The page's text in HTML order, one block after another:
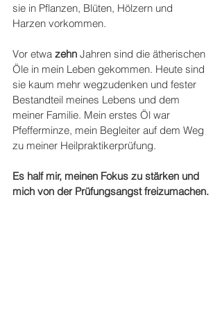
sie in Pflanzen, Blüten, Hölzern und
Harzen vorkommen.
Vor etwa zehn Jahren sind die ätherischen
Öle in mein Leben gekommen. Heute sind
sie kaum mehr wegzudenken und fester
Bestandteil meines Lebens und dem
meiner Familie. Mein erstes Öl war
Pfefferminze, mein Begleiter auf dem Weg
zu meiner Heilpraktikerprüfung.
Es half mir, meinen Fokus zu stärken und
mich von der Prüfungsangst freizumachen.